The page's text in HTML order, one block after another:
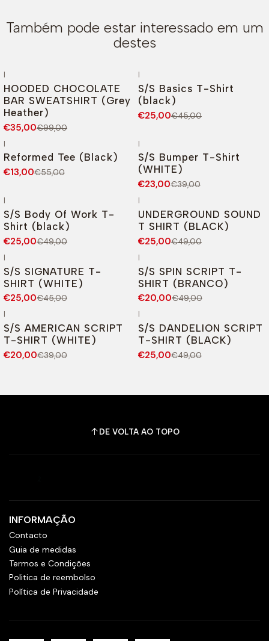
Também pode estar interessado em um
destes
|
HOODED CHOCOLATE
BAR SWEATSHIRT (Grey
Heather)
€35,00€99,00
|
S/S Basics T-Shirt
(black)
€25,00€45,00
|
Reformed Tee (Black)
€13,00€55,00
|
S/S Bumper T-Shirt
(WHITE)
€23,00€39,00
|
S/S Body Of Work T-
Shirt (black)
€25,00€49,00
|
UNDERGROUND SOUND
T SHIRT (BLACK)
€25,00€49,00
|
S/S SIGNATURE T-
SHIRT (WHITE)
€25,00€45,00
Esgotado
|
S/S SPIN SCRIPT T-
SHIRT (BRANCO)
€20,00€49,00
|
S/S AMERICAN SCRIPT
T-SHIRT (WHITE)
€20,00€39,00
|
S/S DANDELION SCRIPT
T-SHIRT (BLACK)
€25,00€49,00
DE VOLTA AO TOPO
INFORMAÇÃO
Contacto
Guia de medidas
Termos e Condições
Politica de reembolso
Política de Privacidade